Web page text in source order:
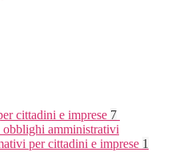
cittadini e imprese 7
obblighi amministrativi
per cittadini e imprese 1